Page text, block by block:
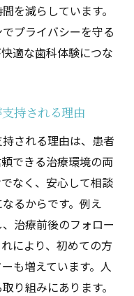
者の痛み対策事例
池田駅周辺の配慮
が注目される理
に共通する特徴を
頼される対応力と
の選び方ガイド
実践するおもてな
を減らしています。
プライバシーを守る
適な歯科体験につな
持される理由
される理由は、患者
できる治療環境の両
なく、安心して相談
るからです。例え
治療前後のフォロー
により、初めての方
も増えています。人
り組みにあります。